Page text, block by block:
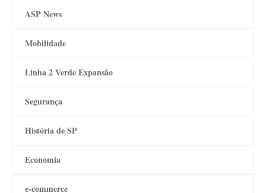
ASP News
Mobilidade
Linha 2 Verde Expansão
Segurança
História de SP
Economia
e-commerce